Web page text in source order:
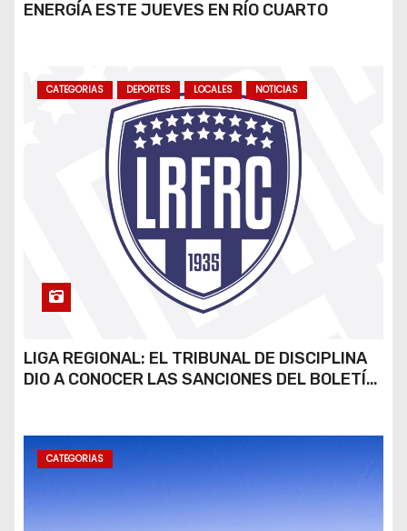
ENERGÍA ESTE JUEVES EN RÍO CUARTO
CATEGORIAS DEPORTES LOCALES NOTICIAS
LIGA REGIONAL: EL TRIBUNAL DE DISCIPLINA
DIO A CONOCER LAS SANCIONES DEL BOLETÍN
CATEGORIAS